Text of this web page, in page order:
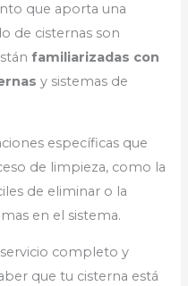
que aporta una
de cisternas son
familiarizadas con
y sistemas de
específicas que
de limpieza, como la
de eliminar o la
en el sistema.
completo y
que tu cisterna está